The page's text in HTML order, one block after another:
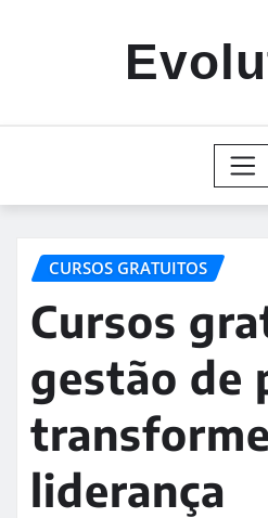
CURSOS GRATUITOS
Cursos
gestão de
liderança